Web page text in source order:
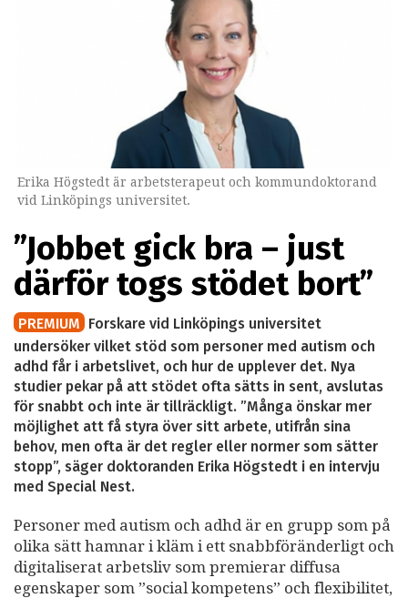
Erika Högstedt är arbetsterapeut och kommundoktorand
vid Linköpings universitet.
”Jobbet gick bra – just
därför togs stödet bort”
PREMIUM Forskare vid Linköpings universitet
undersöker vilket stöd som personer med autism och
adhd får i arbetslivet, och hur de upplever det. Nya
studier pekar på att stödet ofta sätts in sent, avslutas
för snabbt och inte är tillräckligt. ”Många önskar mer
möjlighet att få styra över sitt arbete, utifrån sina
behov, men ofta är det regler eller normer som sätter
stopp”, säger doktoranden Erika Högstedt i en intervju
med Special Nest.
Personer med autism och adhd är en grupp som på
olika sätt hamnar i kläm i ett snabbföränderligt och
digitaliserat arbetsliv som premierar diffusa
egenskaper som ”social kompetens” och flexibilitet,